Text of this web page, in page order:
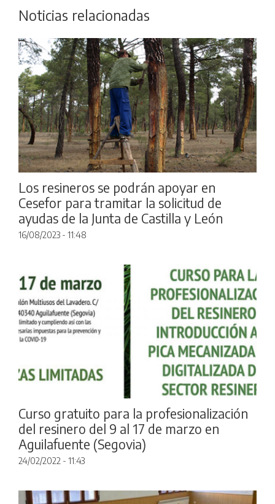
Noticias relacionadas
Los resineros se podrán apoyar en
Cesefor para tramitar la solicitud de
ayudas de la Junta de Castilla y León
16/08/2023 - 11:48
Curso gratuito para la profesionalización
del resinero del 9 al 17 de marzo en
Aguilafuente (Segovia)
24/02/2022 - 11:43